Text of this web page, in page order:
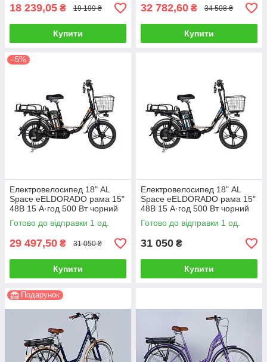
18 239,05 ₴ 19 199 ₴
Купити
32 782,60 ₴ 34 508 ₴
Купити
–5%
Електровелосипед 18" AL
Space eELDORADO рама 15"
48B 15 А·год 500 Вт чорний
(ELB-SP-18-007)
Готово до відправки 1 од.
29 497,50 ₴ 31 050 ₴
Купити
Електровелосипед 18" AL
Space eELDORADO рама 15"
48B 15 А·год 500 Вт чорний
(ELB-SP-18-005)
Готово до відправки 1 од.
31 050 ₴
Купити
Подарунок